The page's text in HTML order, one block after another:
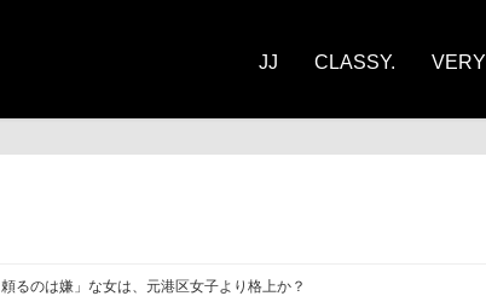
JJ CLASSY. VERY
るのは嫌」な女は、元港区女子より格上か？